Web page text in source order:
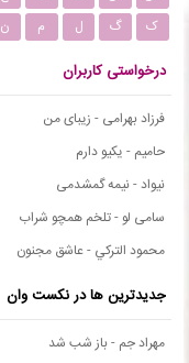
ک
گ ل م ن
درخواستی کاربران
فرزاد بهرامی - زیبای من
حامیم - یکیو دارم
نیواد - نیمه گمشدمی
سامی لو - تلخم همچو شراب
محمود التركي - عاشق مجنون
جدیدترین ها در نکست وان
مهراد جم - باز شب شد